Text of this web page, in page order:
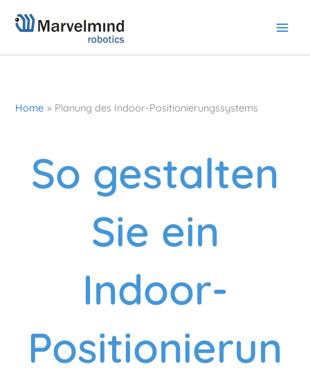
Home Planung des Indoor-Positionierungssystems
So gestalten
Sie ein
Indoor-
Positionierun